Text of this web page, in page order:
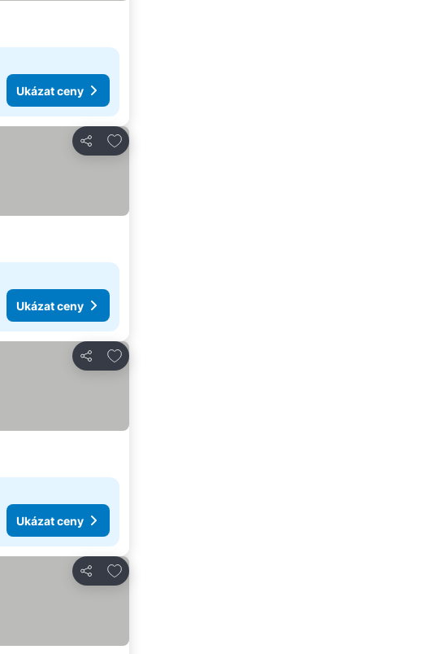
Ukázat ceny
Sdílet
Přidat na seznam oblíbených hotelů
Ukázat ceny
Sdílet
Přidat na seznam oblíbených hotelů
Ukázat ceny
Sdílet
Přidat na seznam oblíbených hotelů